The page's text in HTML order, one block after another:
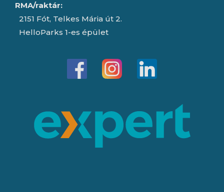
RMA/raktár:
2151 Fót, Telkes Mária út 2.
HelloParks 1-es épület